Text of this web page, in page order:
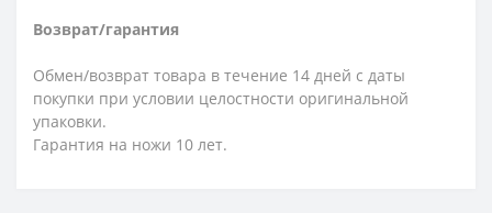
Возврат/гарантия
Обмен/возврат товара в течение 14 дней с даты
покупки при условии целостности оригинальной
упаковки.
Гарантия на ножи 10 лет.